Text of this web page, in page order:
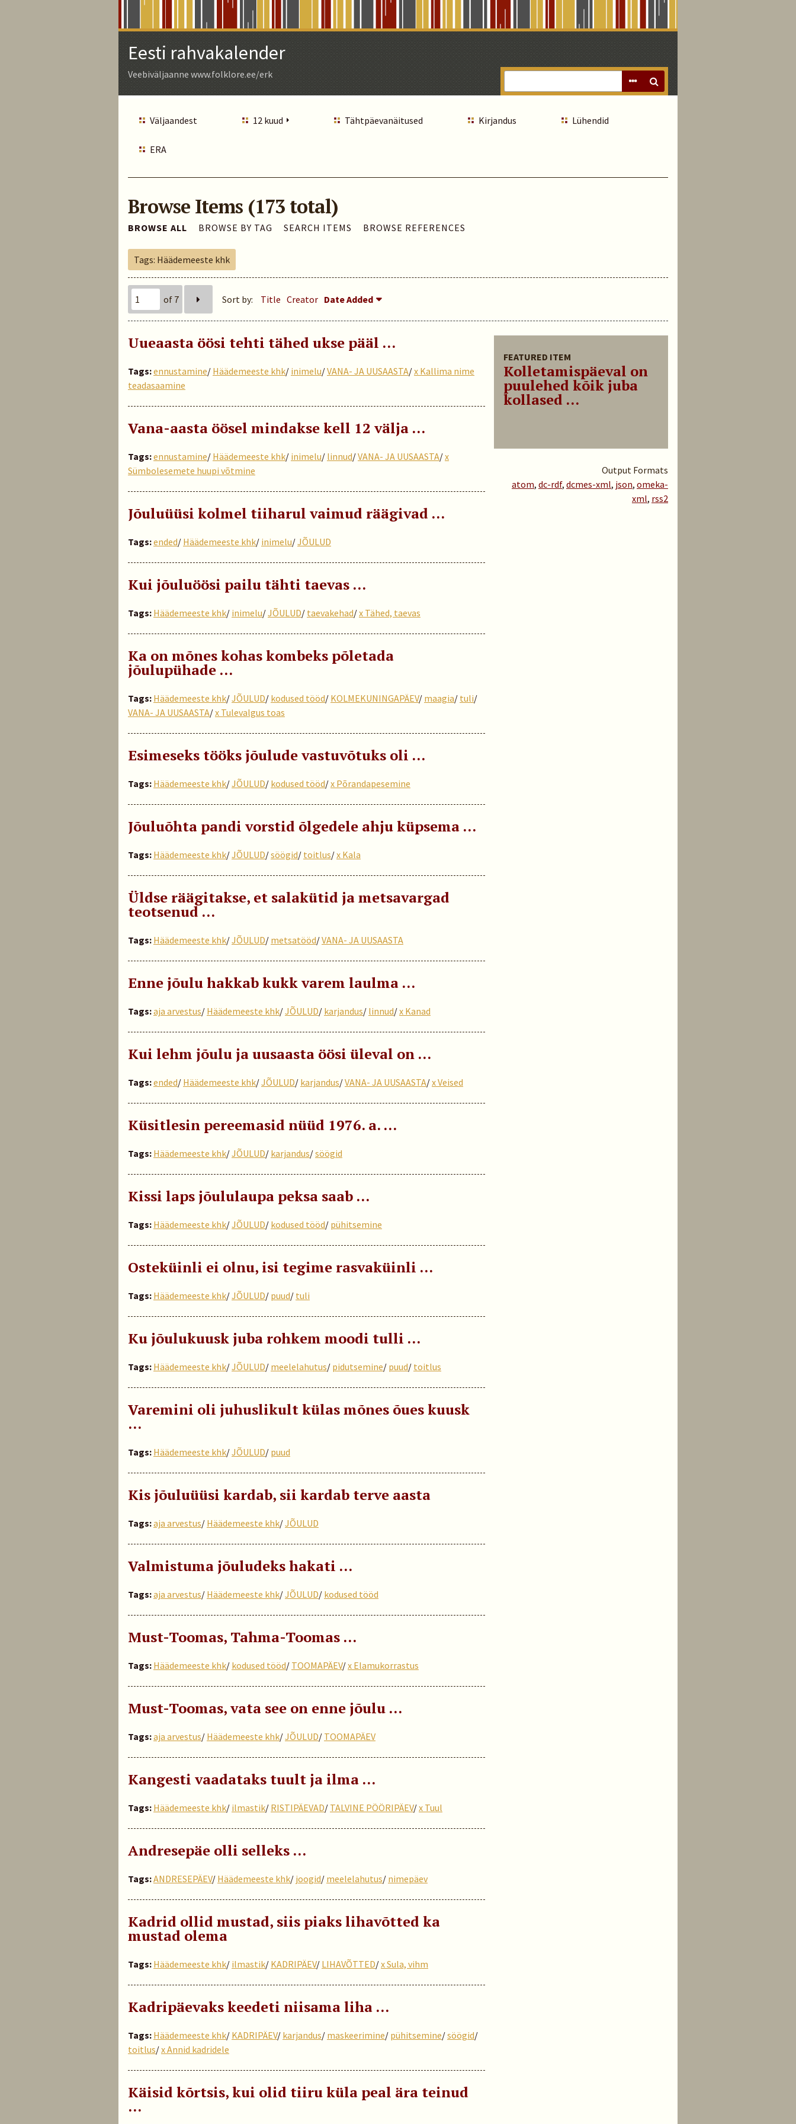
Eesti rahvakalender
Veebiväljaanne www.folklore.ee/erk
Väljaandest 12 kuud Tähtpäevanäitused Kirjandus Lühendid
ERA
Browse Items (173 total)
BROWSE ALL BROWSE BY TAG SEARCH ITEMS BROWSE REFERENCES
Tags: Häädemeeste khk
of 7 Sort by: Title Creator Date Added
FEATURED ITEM
Kolletamispäeval on
puulehed kõik juba
kollased ...
Uueaasta öösi tehti tähed ukse pääl …
Tags:ennustamine/ Häädemeeste khk/ inimelu/VANA- JA UUSAASTA/x Kallima nime
teadasaamine
Vana-aasta öösel mindakse kell 12 välja ...
Tags:ennustamine/ Häädemeeste khk/ inimelu/ linnud/VANA- JA UUSAASTA/x
Sümbolesemete huupi võtmine
Jõuluüüsi kolmel tiiharul vaimud räägivad …
Tags:ended/ Häädemeeste khk/ inimelu/JÕULUD
Kui jõuluöösi pailu tähti taevas …
Tags: Häädemeeste khk/ inimelu/JÕULUD/ taevakehad/x Tähed, taevas
Ka on mõnes kohas kombeks põletada
jõulupühade …
Tags: Häädemeeste khk/JÕULUD/ kodused tööd/ KOLMEKUNINGAPÄEV/ maagia/ tuli/
VANA- JA UUSAASTA/x Tulevalgus toas
Esimeseks tööks jõulude vastuvõtuks oli …
Tags: Häädemeeste khk/JÕULUD/ kodused tööd/x Põrandapesemine
Jõuluõhta pandi vorstid õlgedele ahju küpsema …
Tags: Häädemeeste khk/JÕULUD/söögid/ toitlus/x Kala
Üldse räägitakse, et salakütid ja metsavargad
teotsenud …
Tags: Häädemeeste khk/JÕULUD/ metsatööd/VANA- JA UUSAASTA
Enne jõulu hakkab kukk varem laulma …
Tags:aja arvestus/ Häädemeeste khk/JÕULUD/ karjandus/ linnud/x Kanad
Kui lehm jõulu ja uusaasta öösi üleval on …
Tags:ended/ Häädemeeste khk/JÕULUD/ karjandus/VANA- JA UUSAASTA/x Veised
Küsitlesin pereemasid nüüd 1976. a. …
Tags: Häädemeeste khk/JÕULUD/ karjandus/söögid
Kissi laps jõululaupa peksa saab …
Tags: Häädemeeste khk/JÕULUD/ kodused tööd/ pühitsemine
Osteküinli ei olnu, isi tegime rasvaküinli …
Tags: Häädemeeste khk/JÕULUD/ puud/ tuli
Ku jõulukuusk juba rohkem moodi tulli …
Tags: Häädemeeste khk/JÕULUD/ meelelahutus/ pidutsemine/ puud/ toitlus
Varemini oli juhuslikult külas mõnes õues kuusk
…
Tags: Häädemeeste khk/JÕULUD/ puud
Kis jõuluüüsi kardab, sii kardab terve aasta
Tags:aja arvestus/ Häädemeeste khk/JÕULUD
Valmistuma jõuludeks hakati …
Tags:aja arvestus/ Häädemeeste khk/JÕULUD/ kodused tööd
Must-Toomas, Tahma-Toomas …
Tags: Häädemeeste khk/ kodused tööd/ TOOMAPÄEV/x Elamukorrastus
Must-Toomas, vata see on enne jõulu …
Tags:aja arvestus/ Häädemeeste khk/JÕULUD/ TOOMAPÄEV
Kangesti vaadataks tuult ja ilma ...
Tags: Häädemeeste khk/ ilmastik/ RISTIPÄEVAD/ TALVINE PÖÖRIPÄEV/x Tuul
Andresepäe olli selleks …
Tags:ANDRESEPÄEV/ Häädemeeste khk/ joogid/ meelelahutus/ nimepäev
Kadrid ollid mustad, siis piaks lihavõtted ka
mustad olema
Tags: Häädemeeste khk/ ilmastik/ KADRIPÄEV/ LIHAVÕTTED/x Sula, vihm
Kadripäevaks keedeti niisama liha …
Tags: Häädemeeste khk/ KADRIPÄEV/ karjandus/ maskeerimine/ pühitsemine/söögid/
toitlus/x Annid kadridele
Käisid kõrtsis, kui olid tiiru küla peal ära teinud
…
Output Formats
atom, dc-rdf, dcmes-xml, json, omeka-
xml, rss2